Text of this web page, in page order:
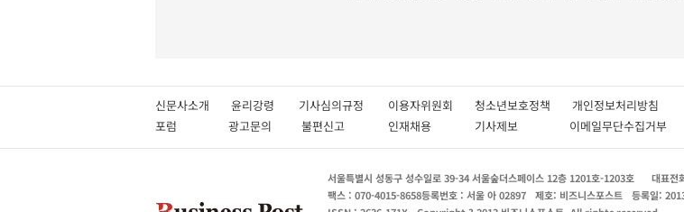
신문사소개 윤리강령 기사심의규정 이용자위원회 청소년보호정책 개인정보처리방침
포럼
광고문의 불편신고 인재채용 기사제보 이메일무단수집거부
서울특별시 성동구 성수일로 39-34 서울숲더스페이스 12층 1201호-1203호 대표전
팩스 : 070-4015-8658등록번호 : 서울 아 02897 제호: 비즈니스포스트 등록일: